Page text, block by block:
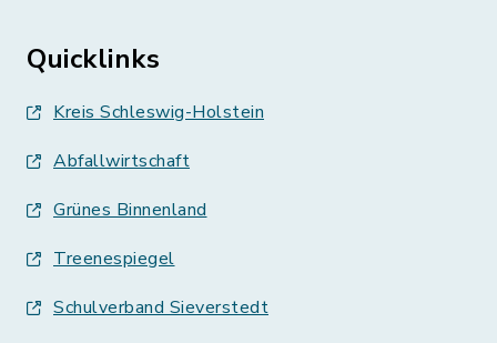
Quicklinks
Kreis Schleswig-Holstein
Abfallwirtschaft
Grünes Binnenland
Treenespiegel
Schulverband Sieverstedt